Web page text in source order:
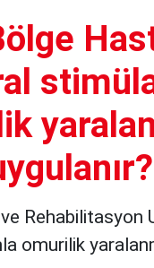
Rehabilitasyon
omurilik